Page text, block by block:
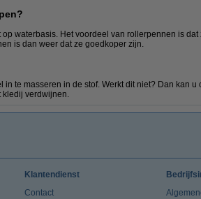
waterbasis. Het voordeel van rollerpennen is dat
is dan weer dat ze goedkoper zijn.
te masseren in de stof. Werkt dit niet? Dan kan
kledij verdwijnen.
Klantendienst
Contact